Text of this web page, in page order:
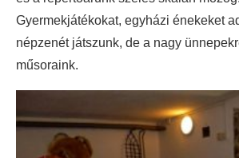
Gyermekjátékokat, egyházi énekeket
népzenét játszunk, de a nagy
műsoraink.